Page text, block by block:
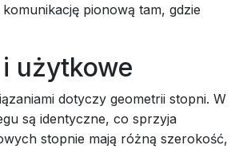
pionową tam, gdzie
użytkowe
dotyczy geometrii stopni. W
są identyczne, co sprzyja
stopnie mają różną szerokość,